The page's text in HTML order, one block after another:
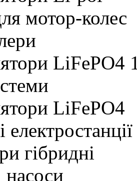
мотор-колес
LiFePO4
LiFePO4
електростанції
гібридні
насоси